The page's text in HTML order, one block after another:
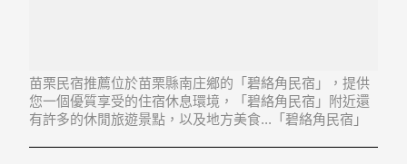
苗栗民宿推薦位於苗栗縣南庄鄉的「碧絡角民宿」，提供
您一個優質享受的住宿休息環境，「碧絡角民宿」附近還
有許多的休閒旅遊景點，以及地方美食...「碧絡角民宿」